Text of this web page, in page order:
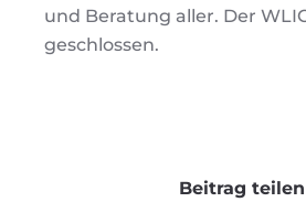
und Beratung aller. Der
geschlossen.
Beitrag teilen